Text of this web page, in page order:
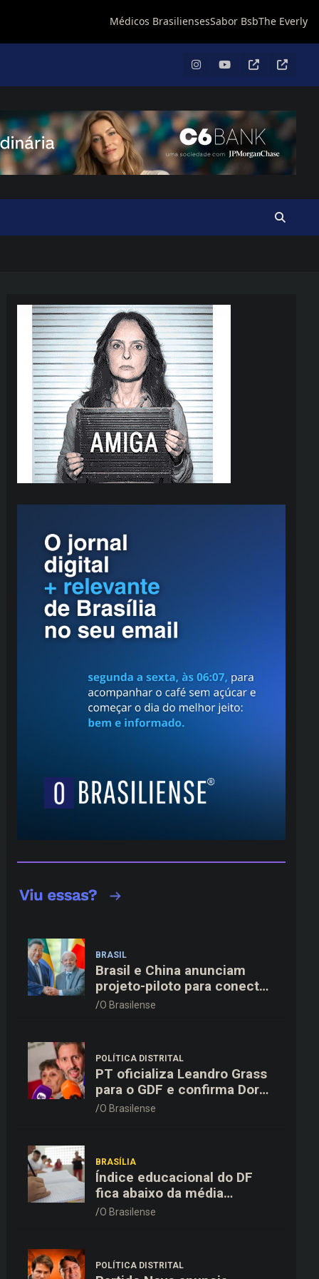
BRASIL
Brasil e China anunciam
projeto-piloto para conectar
o Pix à rede de pagamentos
O Brasilense
POLÍTICA DISTRITAL
PT oficializa Leandro Grass
para o GDF e confirma Dora
Gomes como vice na chapa
O Brasilense
BRASÍLIA
Índice educacional do DF
fica abaixo da média
nacional em todas as etapas
O Brasilense
POLÍTICA DISTRITAL